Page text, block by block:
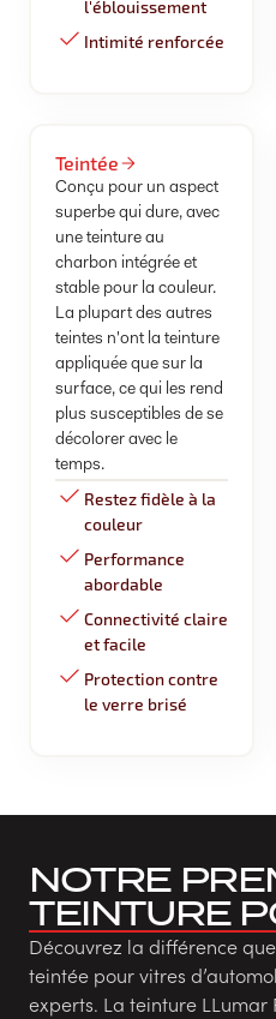
l'éblouissement
Intimité renforcée
Teintée
Conçu pour un aspect
superbe qui dure, avec
une teinture au
charbon intégrée et
stable pour la couleur.
La plupart des autres
teintes n'ont la teinture
appliquée que sur la
surface, ce qui les rend
plus susceptibles de se
décolorer avec le
temps.
Restez fidèle à la
couleur
Performance
abordable
Connectivité claire
et facile
Protection contre
le verre brisé
NOTRE
TEINTURE
Découvrez la différence
teintée pour vitres
experts. La teinture